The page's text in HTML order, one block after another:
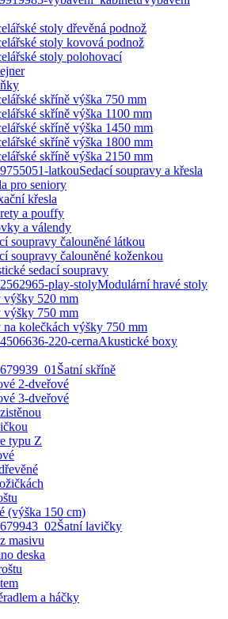
stoly dřevěná podnož
stoly kovová podnož
stoly polohovací
skříně výška 750 mm
skříně výška 1100 mm
skříně výška 1450 mm
skříně výška 1800 mm
skříně výška 2150 mm
Sedací soupravy a křesla
pro seniory
křesla
a pouffy
a válendy
soupravy čalouněné látkou
soupravy čalouněné koženkou
sedací soupravy
Modulární hravé stoly
výšky 520 mm
výšky 750 mm
na kolečkách výšky 750 mm
Akustické boxy
Šatní skříně
2-dveřové
3-dveřové
typu Z
(výška 150 cm)
Šatní lavičky
masivu
deska
a háčky